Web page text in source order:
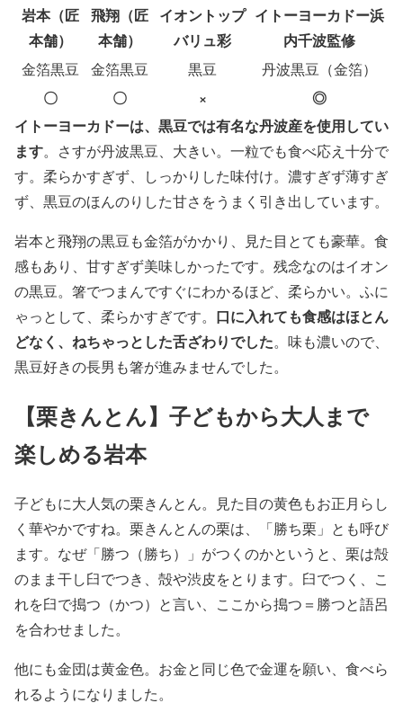
岩本（匠
本舗）
飛翔（匠
本舗）
イオントップ
バリュ彩
イトーヨーカドー浜
内千波監修
金箔黒豆 金箔黒豆 黒豆 丹波黒豆（金箔）
〇 〇 ×
◎
イトーヨーカドーは、黒豆では有名な丹波産を使用してい
ます。さすが丹波黒豆、大きい。一粒でも食べ応え十分で
す。柔らかすぎず、しっかりした味付け。濃すぎず薄すぎ
ず、黒豆のほんのりした甘さをうまく引き出しています。
岩本と飛翔の黒豆も金箔がかかり、見た目とても豪華。食
感もあり、甘すぎず美味しかったです。残念なのはイオン
の黒豆。箸でつまんですぐにわかるほど、柔らかい。ふに
ゃっとして、柔らかすぎです。 口に入れても食感はほとん
どなく、ねちゃっとした舌ざわりでした。味も濃いので、
黒豆好きの長男も箸が進みませんでした。
【栗きんとん】子どもから大人まで
楽しめる岩本
子どもに大人気の栗きんとん。見た目の黄色もお正月らし
く華やかですね。栗きんとんの栗は、「勝ち栗」とも呼び
ます。なぜ「勝つ（勝ち）」がつくのかというと、栗は殻
のまま干し臼でつき、殻や渋皮をとります。臼でつく、こ
れを臼で搗つ（かつ）と言い、ここから搗つ＝勝つと語呂
を合わせました。
他にも金団は黄金色。お金と同じ色で金運を願い、食べら
れるようになりました。